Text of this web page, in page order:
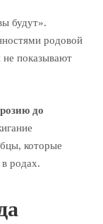
будут».
родовой
не показывают
до
которые
родах.